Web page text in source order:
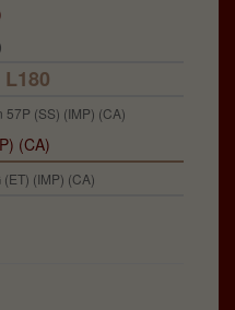
57P (SS) (IMP) (CA)
(CA)
(IMP) (CA)